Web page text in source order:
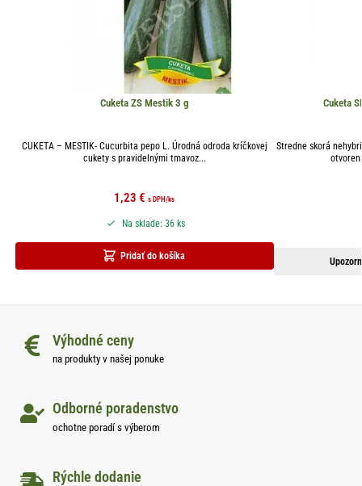
Cuketa ZS Mestik 3 g
CUKETA – MESTIK- Cucurbita pepo L. Úrodná odroda kríčkovej
cukety s pravidelnými tmavoz...
1,23€ s DPH/ks
Pridať do košíka
Na sklade: 36 ks
Cuketa
Stredne skorá
Výhodné ceny
na produkty v našej ponuke
Odborné poradenstvo
ochotne poradí s výberom
Rýchle dodanie